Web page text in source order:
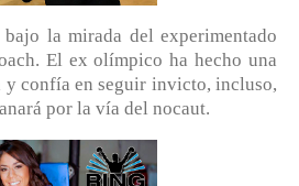
bajo la mirada del experimentado
El ex olímpico ha hecho una
y confía en seguir invicto, incluso,
por la vía del nocaut.